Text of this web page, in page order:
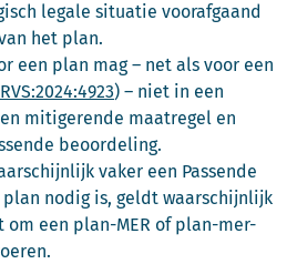
legale situatie voorafgaand
het plan.
een plan mag – net als voor een
) – niet in een
mitigerende maatregel en
beoordeling.
vaker een Passende
nodig is, geldt waarschijnlijk
om een plan-MER of plan-mer-